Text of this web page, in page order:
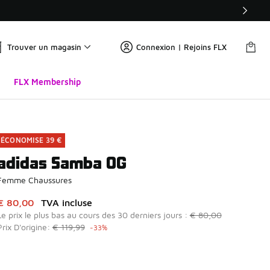
Trouver un magasin Connexion | Rejoins FLX
FLX Membership
ÉCONOMISE 39 €
Samba OG
Chaussures
article est en promotion. Prix en baisse de à € 80,00
80,00 TVA incluse
prix le plus bas au cours des 30 derniers jours :€ 80,00
D'origine:€ 119,99 -33%